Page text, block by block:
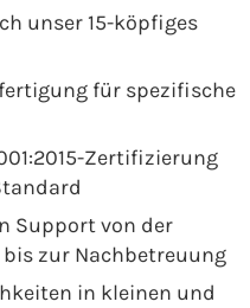
unser 15-köpfiges
für spezifische
Zertifizierung
Support von der
zur Nachbetreuung
in kleinen und